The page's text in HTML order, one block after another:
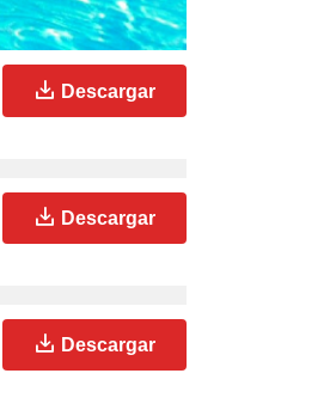
Descargar
Descargar
Descargar